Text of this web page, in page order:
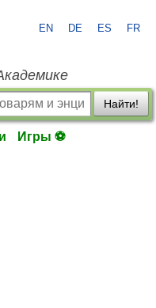
EN DE ES FR
Найти!
Игры ⚽